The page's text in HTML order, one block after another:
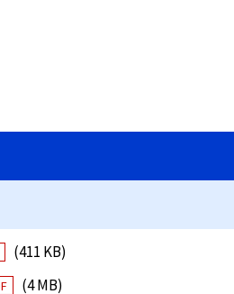
(411 KB)
(4 MB)